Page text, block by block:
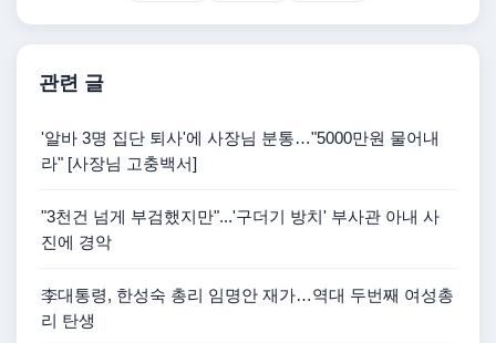
관련 글
'알바 3명 집단 퇴사'에 사장님 분통…"5000만원 물어내
라" [사장님 고충백서]
"3천건 넘게 부검했지만"...'구더기 방치' 부사관 아내 사
진에 경악
李대통령, 한성숙 총리 임명안 재가…역대 두번째 여성총
리 탄생